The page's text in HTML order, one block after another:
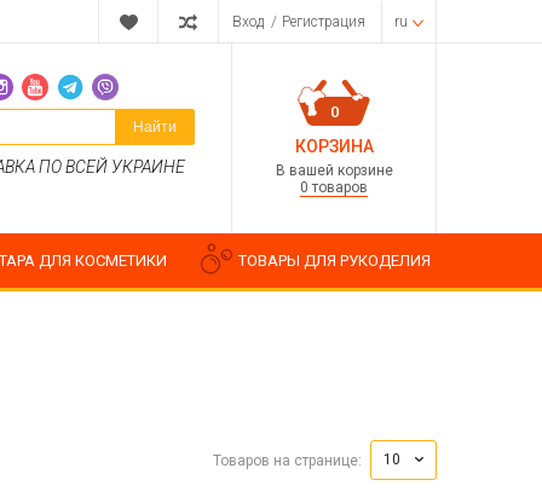
Вход / Регистрация ru
Найти
ПО ВСЕЙ УКРАИНЕ
0
КОРЗИНА
В вашей корзине
0 товаров
Пищевые ароматизаторы
ТАРА ДЛЯ КОСМЕТИКИ ТОВАРЫ ДЛЯ РУКОДЕЛИЯ
Товаров на странице: 10